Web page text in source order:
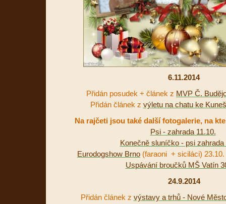
6.11.2014
Přidán posudek + článek z MVP Č.
Přidán článek z výletu na chatu ke
Na rajčeti jsou také další fotogalerie, na
Psi - zahrada 11.10.
Konečně sluníčko - psi zahrada
Eurodogshow Brno (faraoni + siciláci)
Uspávání broučků MŠ Vatín
24.9.2014
Přidán článek z výstavy a trhů - Nové